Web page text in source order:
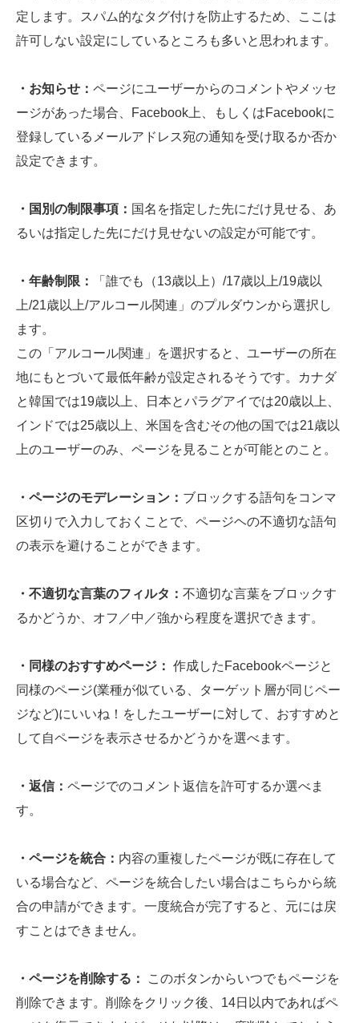
定します。スパム的なタグ付けを防止するため、ここは
許可しない設定にしているところも多いと思われます。
・お知らせ： ページにユーザーからのコメントやメッセ
ージがあった場合、Facebook上、もしくはFacebookに
登録しているメールアドレス宛の通知を受け取るか否か
設定できます。
・国別の制限事項： 国名を指定した先にだけ見せる、あ
るいは指定した先にだけ見せないの設定が可能です。
・年齢制限：
「誰でも（13歳以上）/17歳以上/19歳以
上/21歳以上/アルコール関連」のプルダウンから選択し
ます。
この「アルコール関連」を選択すると、ユーザーの所在
地にもとづいて最低年齢が設定されるそうです。カナダ
と韓国では19歳以上、日本とパラグアイでは20歳以上、
インドでは25歳以上、米国を含むその他の国では21歳以
上のユーザーのみ、ページを見ることが可能とのこと。
・ページのモデレーション： ブロックする語句をコンマ
区切りで入力しておくことで、ページヘの不適切な語句
の表示を避けることができます。
・不適切な言葉のフィルタ： 不適切な言葉をブロックす
るかどうか、オフ／中／強から程度を選択できます。
・同様のおすすめページ： 作成したFacebookページと
同様のページ(業種が似ている、ターゲット層が同じペー
ジなど)にいいね！をしたユーザーに対して、おすすめと
して自ページを表示させるかどうかを選べます。
・返信： ページでのコメント返信を許可するか選べま
す。
・ページを統合： 内容の重複したページが既に存在して
いる場合など、ページを統合したい場合はこちらから統
合の申請ができます。一度統合が完了すると、元には戻
すことはできません。
・ページを削除する：
このボタンからいつでもページを
削除できます。削除をクリック後、14日以内であればペ